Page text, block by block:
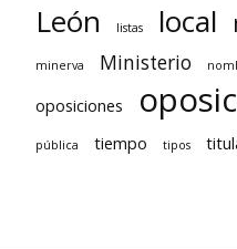
León listas local
minerva Ministerio
oposiciones
pública tiempo tipos